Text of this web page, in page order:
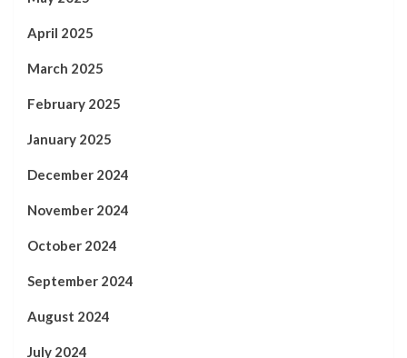
April 2025
March 2025
February 2025
January 2025
December 2024
November 2024
October 2024
September 2024
August 2024
July 2024